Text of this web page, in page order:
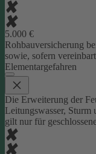
5.000 €
Rohbauversicherung
sowie, sofern
Elementargefahren
Die Erweiterung der
Leitungswasser, Sturm
gilt nur für